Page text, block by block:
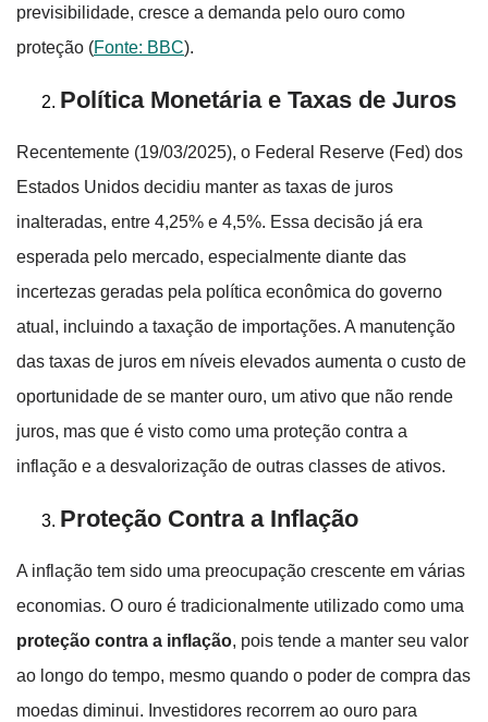
previsibilidade, cresce a demanda pelo ouro como
proteção (Fonte: BBC).
Política Monetária e Taxas de Juros
Recentemente (19/03/2025), o Federal Reserve (Fed) dos
Estados Unidos decidiu manter as taxas de juros
inalteradas, entre 4,25% e 4,5%. Essa decisão já era
esperada pelo mercado, especialmente diante das
incertezas geradas pela política econômica do governo
atual, incluindo a taxação de importações. A manutenção
das taxas de juros em níveis elevados aumenta o custo de
oportunidade de se manter ouro, um ativo que não rende
juros, mas que é visto como uma proteção contra a
inflação e a desvalorização de outras classes de ativos.
Proteção Contra a Inflação
A inflação tem sido uma preocupação crescente em várias
economias. O ouro é tradicionalmente utilizado como uma
proteção contra a inflação, pois tende a manter seu valor
ao longo do tempo, mesmo quando o poder de compra das
moedas diminui. Investidores recorrem ao ouro para